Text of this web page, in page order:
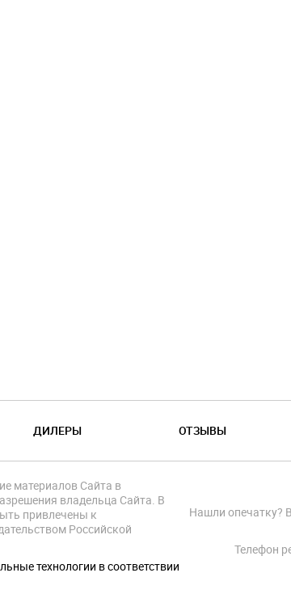
ДИЛЕРЫ ОТЗЫВЫ
Нашли опечатку?
Телефон
материалов Сайта в
владельца Сайта. В
привлечены к
Российской
технологии в соответствии